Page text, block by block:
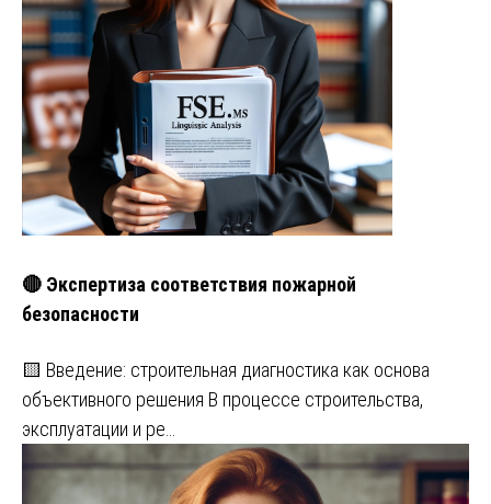
🔴 Экспертиза соответствия пожарной
безопасности
🟨 Введение: строительная диагностика как основа
объективного решения В процессе строительства,
эксплуатации и ре…